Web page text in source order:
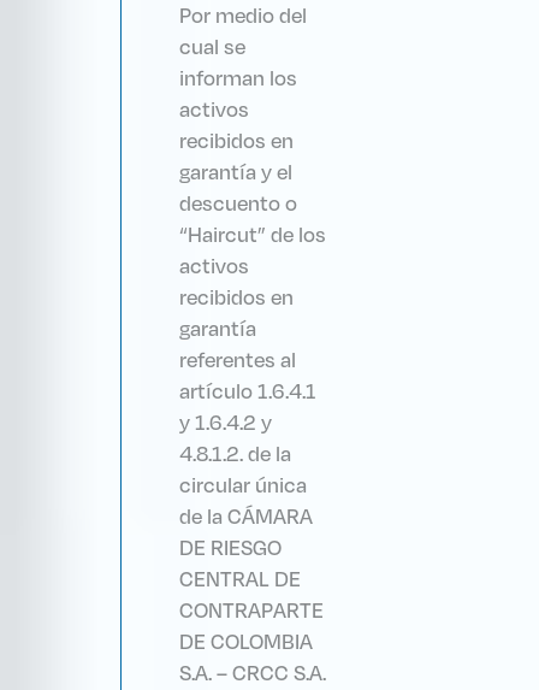
Por medio del
cual se
informan los
activos
recibidos en
garantía y el
descuento o
“Haircut” de los
activos
recibidos en
garantía
referentes al
artículo 1.6.4.1
y 1.6.4.2 y
4.8.1.2. de la
circular única
de la CÁMARA
DE RIESGO
CENTRAL DE
CONTRAPARTE
DE COLOMBIA
S.A. – CRCC S.A.